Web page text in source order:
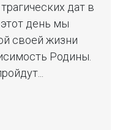
дат в
день мы
своей жизни
Родины.